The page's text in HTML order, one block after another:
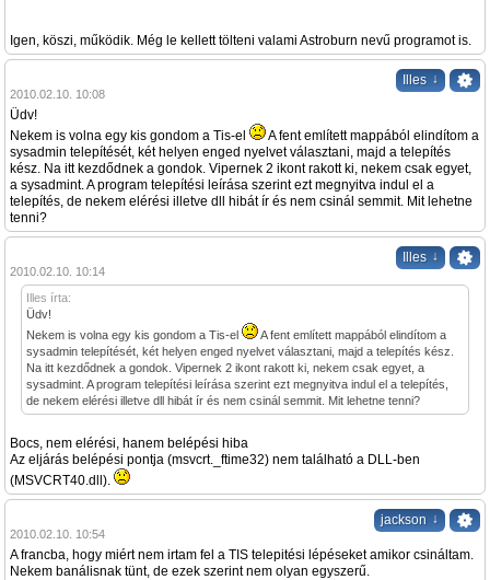
Igen, köszi, működik. Még le kellett tölteni valami Astroburn nevű programot is.
Illes ↓
2010.02.10. 10:08
Üdv!
Nekem is volna egy kis gondom a Tis-el
A fent említett mappából elindítom a
sysadmin telepítését, két helyen enged nyelvet választani, majd a telepítés
kész. Na itt kezdődnek a gondok. Vipernek 2 ikont rakott ki, nekem csak egyet,
a sysadmint. A program telepítési leírása szerint ezt megnyitva indul el a
telepítés, de nekem elérési illetve dll hibát ír és nem csinál semmit. Mit lehetne
tenni?
Illes ↓
2010.02.10. 10:14
Illes írta:
Üdv!
Nekem is volna egy kis gondom a Tis-el
A fent említett mappából elindítom a
sysadmin telepítését, két helyen enged nyelvet választani, majd a telepítés kész.
Na itt kezdődnek a gondok. Vipernek 2 ikont rakott ki, nekem csak egyet, a
sysadmint. A program telepítési leírása szerint ezt megnyitva indul el a telepítés,
de nekem elérési illetve dll hibát ír és nem csinál semmit. Mit lehetne tenni?
Bocs, nem elérési, hanem belépési hiba
Az eljárás belépési pontja (msvcrt._ftime32) nem található a DLL-ben
(MSVCRT40.dll).
jackson ↓
2010.02.10. 10:54
A francba, hogy miért nem irtam fel a TIS telepitési lépéseket amikor csináltam.
Nekem banálisnak tünt, de ezek szerint nem olyan egyszerű.